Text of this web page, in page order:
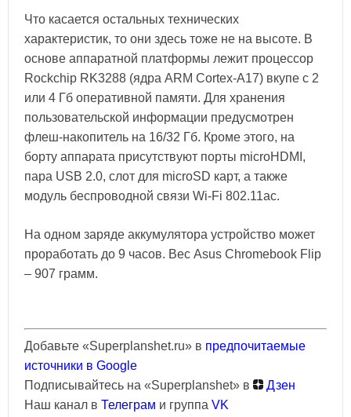
Что касается остальных технических
характеристик, то они здесь тоже не на высоте. В
основе аппаратной платформы лежит процессор
Rockchip RK3288 (ядра ARM Cortex-A17) вкупе с 2
или 4 Гб оперативной памяти. Для хранения
пользовательской информации предусмотрен
флеш-накопитель на 16/32 Гб. Кроме этого, на
борту аппарата присутствуют порты microHDMI,
пара USB 2.0, слот для microSD карт, а также
модуль беспроводной связи Wi-Fi 802.11ac.
На одном заряде аккумулятора устройство может
проработать до 9 часов. Вес Asus Chromebook Flip
– 907 грамм.
Добавьте «Superplanshet.ru» в предпочитаемые
источники в Google
Подписывайтесь на «Superplanshet» в
Дзен
Наш канал в Телеграм и группа VK